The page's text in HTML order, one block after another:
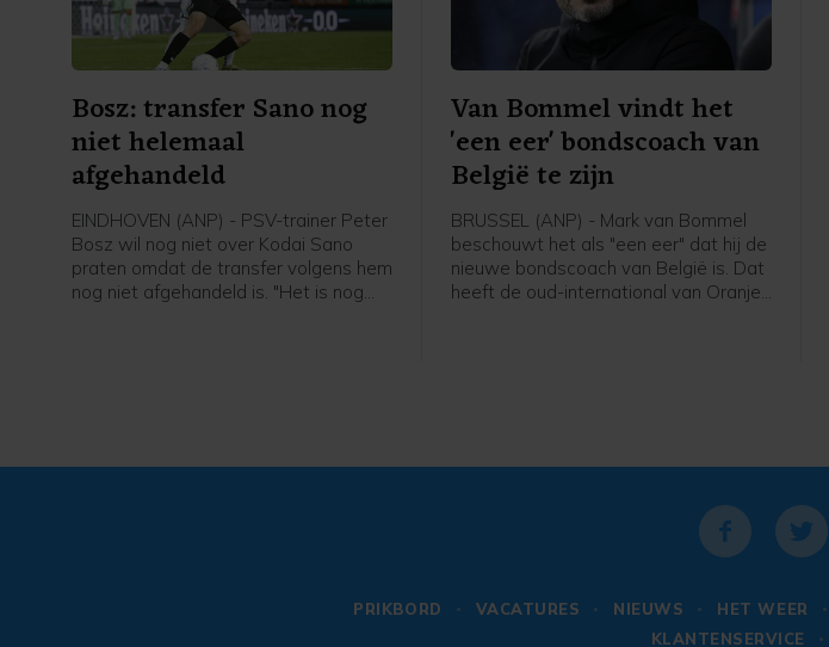
Bosz: transfer Sano nog
niet helemaal
afgehandeld
EINDHOVEN (ANP) - PSV-trainer Peter
Bosz wil nog niet over Kodai Sano
praten omdat de transfer volgens hem
nog niet afgehandeld is. "Het is nog
Van Bommel vindt het
'een eer' bondscoach van
België te zijn
BRUSSEL (ANP) - Mark van Bommel
beschouwt het als "een eer" dat hij de
nieuwe bondscoach van België is. Dat
heeft de oud-international van Oranje
PRIKBORD VACATURES NIEUWS HET WEER
KLANTENSERVICE